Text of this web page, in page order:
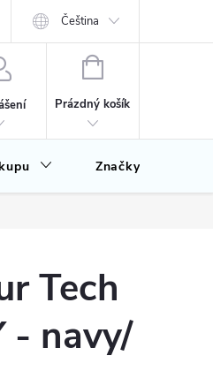
Čeština
NÁKUPNÍ
Prázdný košík
Značky
Tech
- navy/